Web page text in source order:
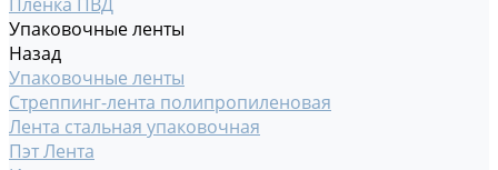
Упаковочные ленты
Назад
Упаковочные ленты
Стреппинг-лента полипропиленовая
Лента стальная упаковочная
Пэт Лента